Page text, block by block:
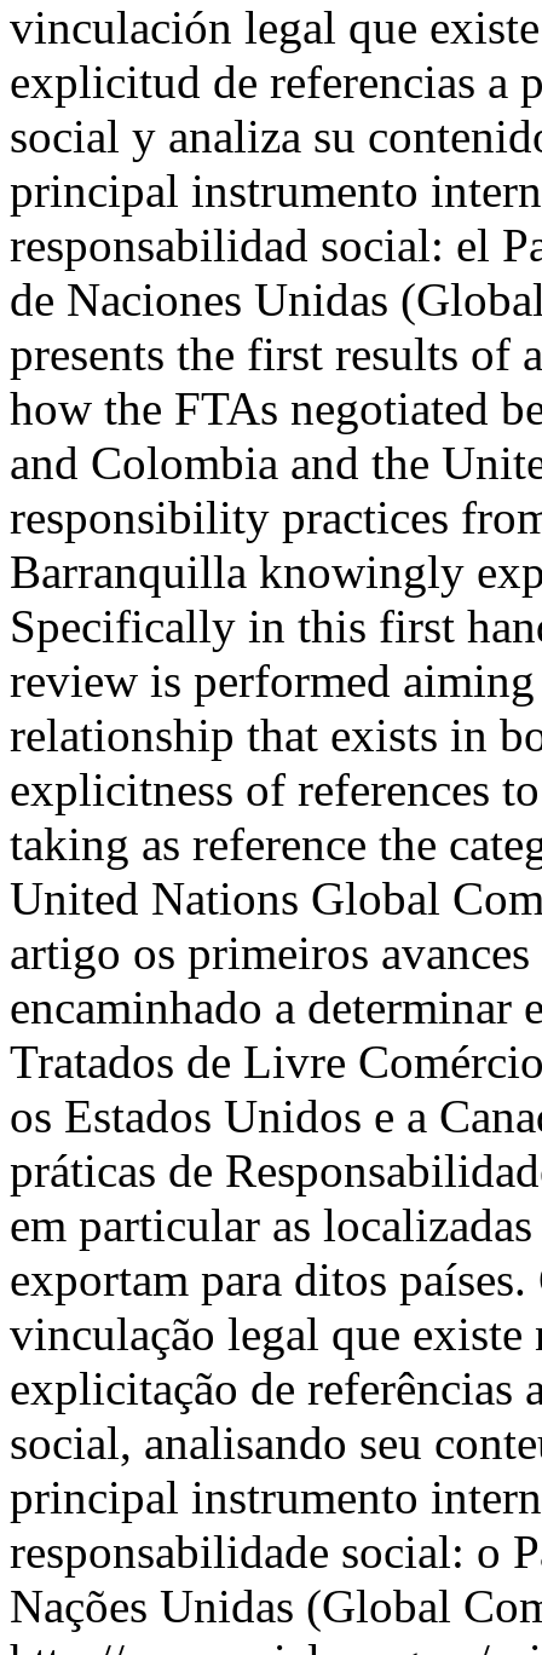
vinculación legal que
explicitud de referencias a
social y analiza su
principal instrumento
responsabilidad social: el
de Naciones Unidas
presents the first results of
how the FTAs negotiated
and Colombia and the
responsibility practices
Barranquilla knowingly
Specifically in this first
review is performed
relationship that exists in
explicitness of references
taking as reference the
United Nations Global
artigo os primeiros
encaminhado a determinar
Tratados de Livre
os Estados Unidos e a
práticas de
em particular as
exportam para ditos
vinculação legal que existe
explicitação de referências
social, analisando seu
principal instrumento
responsabilidade social: o
Nações Unidas (Global